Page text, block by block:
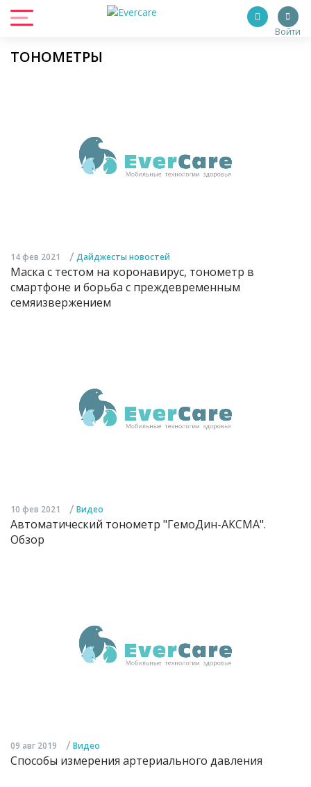
Войти
ТОНОМЕТРЫ
14 фев 2021 / Дайджесты новостей
Маска с тестом на коронавирус, тонометр в
смартфоне и борьба с преждевременным
семяизвержением
10 фев 2021 / Видео
Автоматический тонометр "ГемоДин-АКСМА".
Обзор
09 авг 2019 / Видео
Способы измерения артериального давления